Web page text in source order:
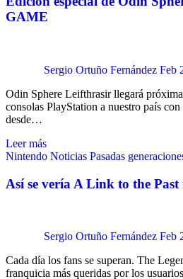
GAME
Sergio Ortuño Fernández Feb
Odin Sphere Leifthrasir llegará
consolas PlayStation a nuestro país
desde…
Leer más
Nintendo Noticias Pasadas
Así se vería A Link to the Past
Sergio Ortuño Fernández Feb
Cada día los fans se superan. The
franquicia más queridas por los